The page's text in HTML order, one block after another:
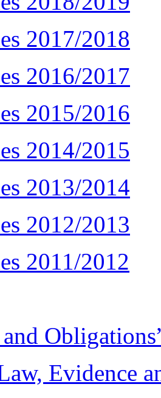
2017/2018
2016/2017
2015/2016
2014/2015
2013/2014
2012/2013
2011/2012
Evidence